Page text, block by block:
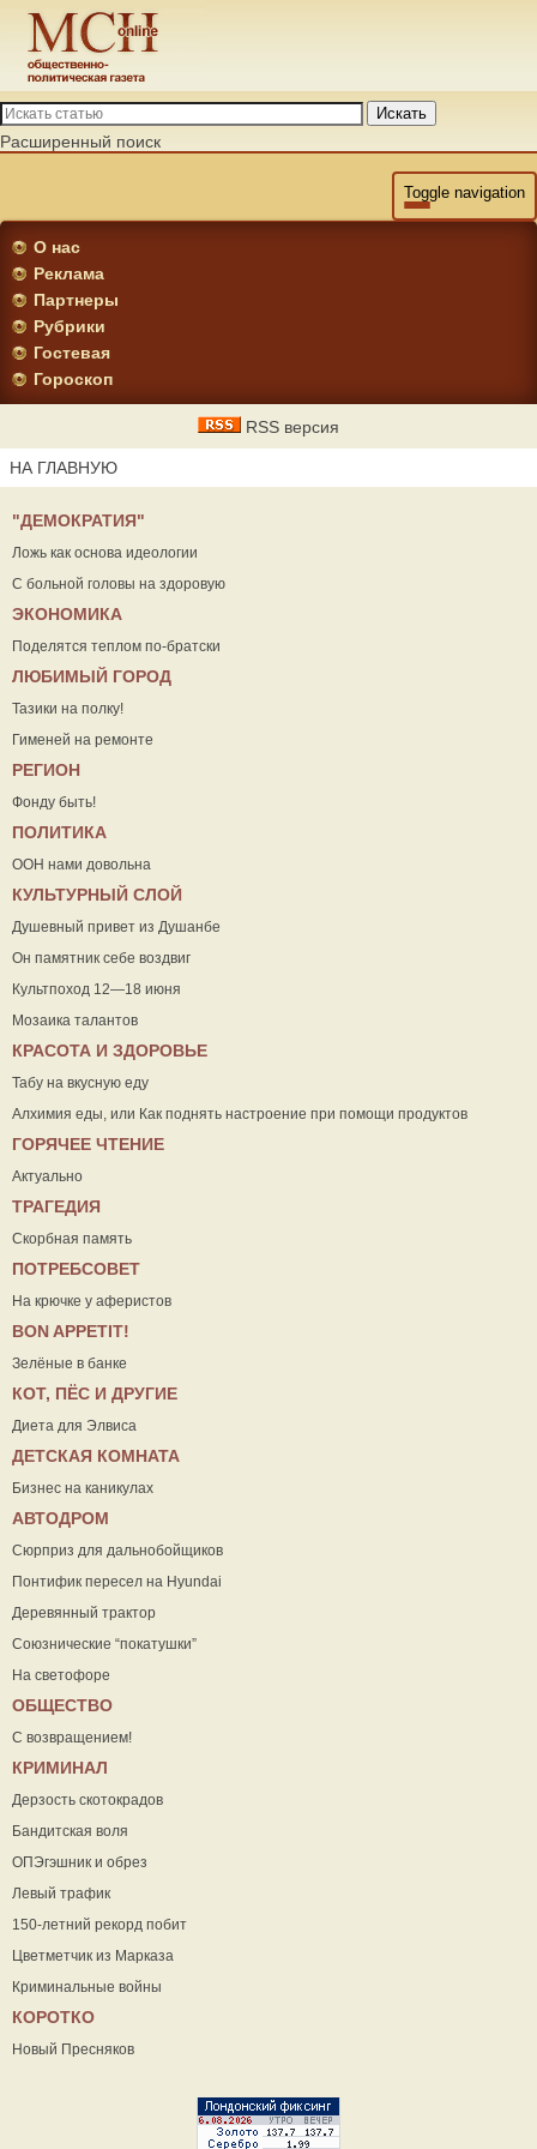
Искать
Расширенный поиск
Toggle navigation
О нас
Реклама
Партнеры
Рубрики
Гостевая
Гороскоп
RSS версия
НА ГЛАВНУЮ
"ДЕМОКРАТИЯ"
Ложь как основа идеологии
С больной головы на здоровую
ЭКОНОМИКА
Поделятся теплом по-братски
ЛЮБИМЫЙ ГОРОД
Тазики на полку!
Гименей на ремонте
РЕГИОН
Фонду быть!
ПОЛИТИКА
ООН нами довольна
КУЛЬТУРНЫЙ СЛОЙ
Душевный привет из Душанбе
Он памятник себе воздвиг
Культпоход 12—18 июня
Мозаика талантов
КРАСОТА И ЗДОРОВЬЕ
Табу на вкусную еду
Алхимия еды, или Как поднять настроение при помощи продуктов
ГОРЯЧЕЕ ЧТЕНИЕ
Актуально
ТРАГЕДИЯ
Скорбная память
ПОТРЕБСОВЕТ
На крючке у аферистов
ВON APPETIT!
Зелёные в банке
КОТ, ПЁС И ДРУГИЕ
Диета для Элвиса
ДЕТСКАЯ КОМНАТА
Бизнес на каникулах
АВТОДРОМ
Сюрприз для дальнобойщиков
Понтифик пересел на Hyundai
Деревянный трактор
Союзнические “покатушки”
На светофоре
ОБЩЕСТВО
С возвращением!
КРИМИНАЛ
Дерзость скотокрадов
Бандитская воля
ОПЭгэшник и обрез
Левый трафик
150-летний рекорд побит
Цветметчик из Марказа
Криминальные войны
КОРОТКО
Новый Пресняков